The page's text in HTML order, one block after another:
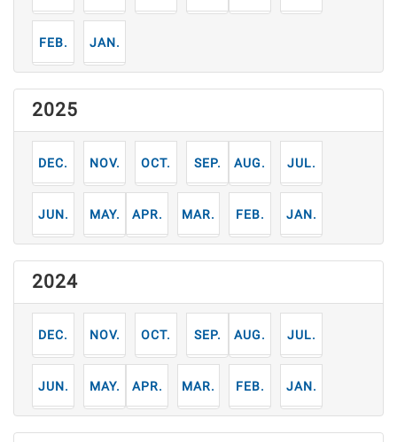
2月 1月
2025
12月 11月 10月 9月 8月 7月
6月 5月 4月 3月 2月 1月
2024
12月 11月 10月 9月 8月 7月
6月 5月 4月 3月 2月 1月